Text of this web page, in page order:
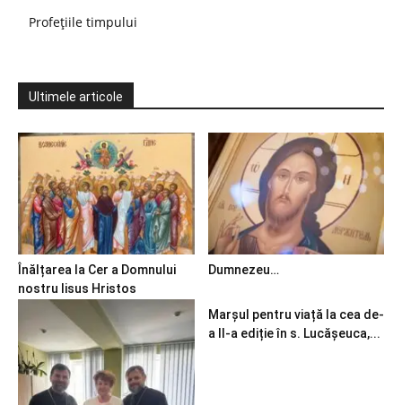
Profețiile timpului
Ultimele articole
Înălțarea la Cer a Domnului
nostru Iisus Hristos
Dumnezeu…
Marșul pentru viață la cea de-
a II-a ediție în s. Lucășeuca,...